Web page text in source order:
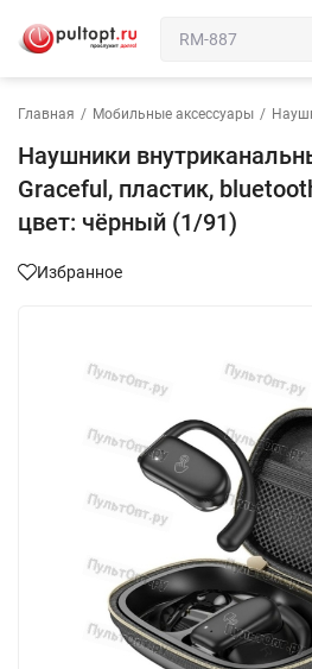
Главная / Мобильные аксессуары /
Наушники
Graceful, пластик,
цвет: чёрный (1/91)
Избранное